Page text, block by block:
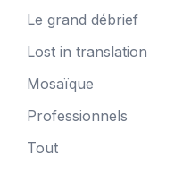
Le grand débrief
Lost in translation
Mosaïque
Professionnels
Tout